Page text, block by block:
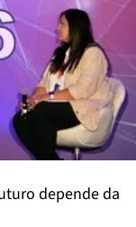
depende da